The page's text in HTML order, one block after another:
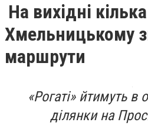
На вихідні
Хмельницькому
маршрути
«Рогаті» йтимуть в
ділянки на